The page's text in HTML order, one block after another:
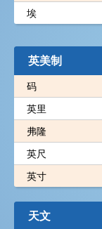
埃
英美制
码
英里
弗隆
英尺
英寸
天文